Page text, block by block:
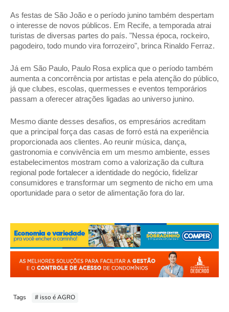
As festas de São João e o período junino também despertam
o interesse de novos públicos. Em Recife, a temporada atrai
turistas de diversas partes do país. "Nessa época, rockeiro,
pagodeiro, todo mundo vira forrozeiro", brinca Rinaldo Ferraz.
Já em São Paulo, Paulo Rosa explica que o período também
aumenta a concorrência por artistas e pela atenção do público,
já que clubes, escolas, quermesses e eventos temporários
passam a oferecer atrações ligadas ao universo junino.
Mesmo diante desses desafios, os empresários acreditam
que a principal força das casas de forró está na experiência
proporcionada aos clientes. Ao reunir música, dança,
gastronomia e convivência em um mesmo ambiente, esses
estabelecimentos mostram como a valorização da cultura
regional pode fortalecer a identidade do negócio, fidelizar
consumidores e transformar um segmento de nicho em uma
oportunidade para o setor de alimentação fora do lar.
Tags # isso é AGRO